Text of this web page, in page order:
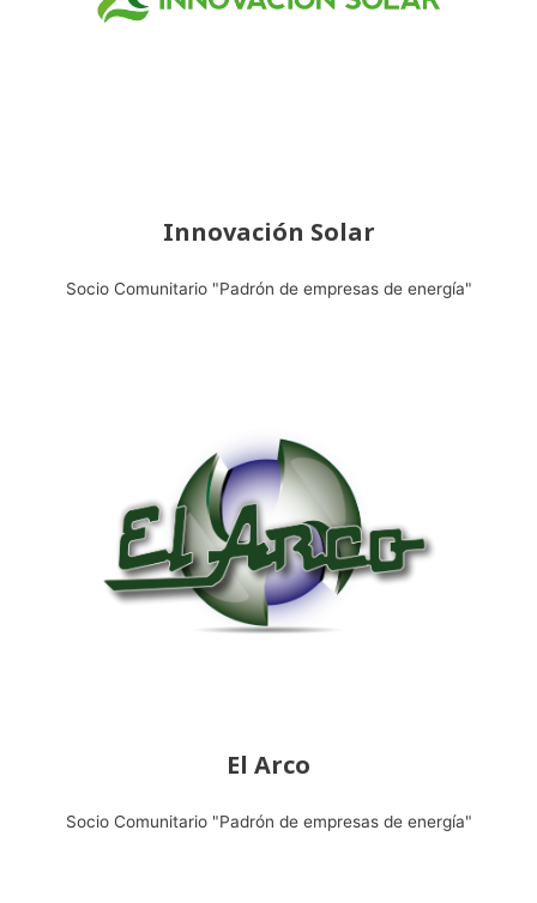
Innovación Solar
Socio Comunitario "Padrón de empresas de energía"
El Arco
Socio Comunitario "Padrón de empresas de energía"